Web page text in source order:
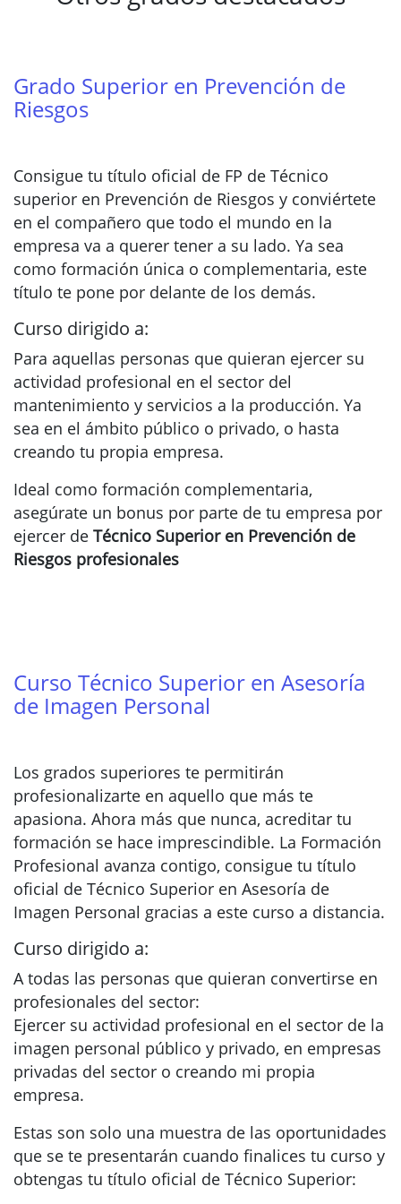
Grado Superior en Prevención de
Riesgos
Consigue tu título oficial de FP de Técnico
superior en Prevención de Riesgos y conviértete
en el compañero que todo el mundo en la
empresa va a querer tener a su lado. Ya sea
como formación única o complementaria, este
título te pone por delante de los demás.
Curso dirigido a:
Para aquellas personas que quieran ejercer su
actividad profesional en el sector del
mantenimiento y servicios a la producción. Ya
sea en el ámbito público o privado, o hasta
creando tu propia empresa.
Ideal como formación complementaria,
asegúrate un bonus por parte de tu empresa por
ejercer de Técnico Superior en Prevención de
Riesgos profesionales
Curso Técnico Superior en Asesoría
de Imagen Personal
Los grados superiores te permitirán
profesionalizarte en aquello que más te
apasiona. Ahora más que nunca, acreditar tu
formación se hace imprescindible. La Formación
Profesional avanza contigo, consigue tu título
oficial de Técnico Superior en Asesoría de
Imagen Personal gracias a este curso a distancia.
Curso dirigido a:
A todas las personas que quieran convertirse en
profesionales del sector:
Ejercer su actividad profesional en el sector de la
imagen personal público y privado, en empresas
privadas del sector o creando mi propia
empresa.
Estas son solo una muestra de las oportunidades
que se te presentarán cuando finalices tu curso y
obtengas tu título oficial de Técnico Superior: